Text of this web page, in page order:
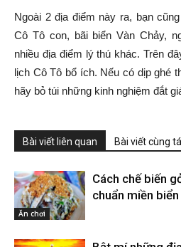
Ngoài 2 địa điểm này ra, bạn
Cô Tô con, bãi biển Vàn Chảy,
nhiều địa điểm lý thú khác. Trên
lịch Cô Tô bổ ích. Nếu có dịp ghé
hãy bỏ túi những kinh nghiệm đắt
Bài viết liên quan Bài viết cùng
Ăn chơi
Cách chế biến
chuẩn miền biển